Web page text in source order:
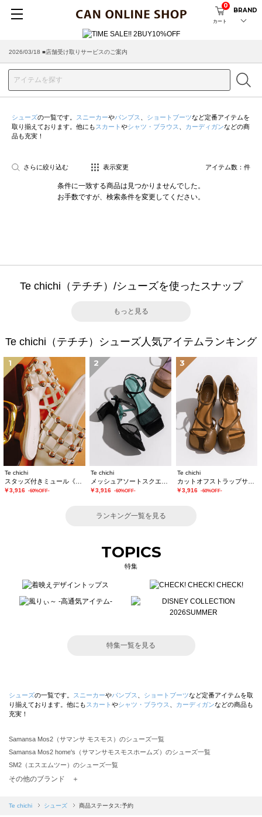
カート
0
BRAND
2026/03/18 ■店舗受け取りサービスのご案内
シューズの一覧です。 スニーカーやパンプス ショートブーツなど定番アイテムを
取り揃えております。他にも スカート やシャツ・ブラウス カーディガンなどの商
品も充実！
さらに絞り込む 表示変更 アイテム数： 件
条件に一致する商品は見つかりませんでした。
お手数ですが、検索条件を変更してください。
Te chichi（テチチ）/シューズを使ったスナップ
もっと見る
Te chichi（テチチ）シューズ人気アイテムランキング
1
Te chichi
￥3,916 -60%OFF-
2
Te chichi
￥3,916 -60%OFF-
3
Te chichi
カットオフストラップサンダル《2026 SUMMER LOOK item》
￥3,916 -60%OFF-
ランキング一覧を見る
TOPICS
特集
特集一覧を見る
シューズの一覧です。 スニーカーやパンプス ショートブーツなど定番アイテムを取
り揃えております。他にも スカート やシャツ・ブラウス カーディガンなどの商品も
充実！
Samansa Mos2（サマンサ モスモス）のシューズ一覧
Samansa Mos2 home's（サマンサモスモスホームズ）のシューズ一覧
SM2（エスエムツー）のシューズ一覧
TSUHARU by Samansa Mos2（ツハルバイサマンサモスモス）のシューズ一覧
Samansa Mos2 blue（サマンサモスモス ブルー）のシューズ一覧
その他のブランド ＋
Te chichi シューズ 商品ステータス:予約